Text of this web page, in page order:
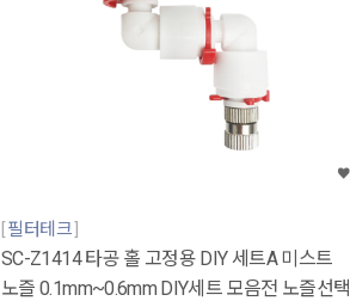
필터테크
SC-Z1414 타공 홀 고정용 DIY 세트A 미스트
노즐 0.1mm~0.6mm DIY세트 모음전 노즐선택